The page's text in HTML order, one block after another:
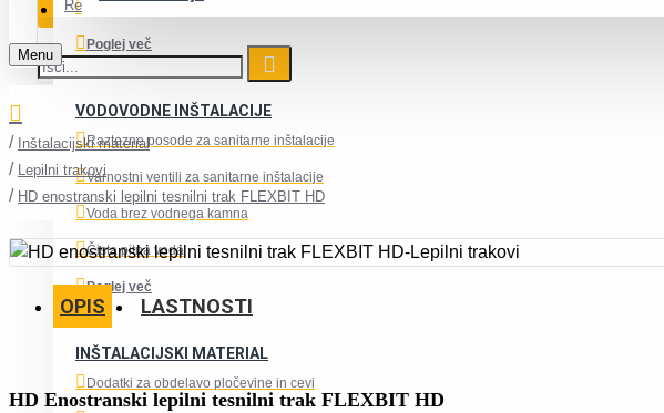
Poglej več
VODOVODNE INŠTALACIJE
Raztezne posode za sanitarne inštalacije
Varnostni ventili za sanitarne inštalacije
Voda brez vodnega kamna
Čista pitna voda
Poglej več
INŠTALACIJSKI MATERIAL
Dodatki za obdelavo pločevine in cevi
Registracija
Menu
Inštalacijski material
Lepilni trakovi
HD enostranski lepilni tesnilni trak FLEXBIT HD
OPIS LASTNOSTI
HD Enostranski lepilni tesnilni trak FLEXBIT HD